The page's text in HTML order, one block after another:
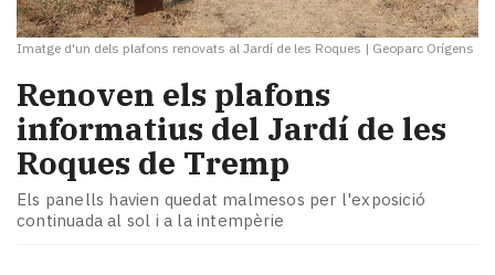
Imatge d'un dels plafons renovats al Jardí de les Roques | Geoparc Orígens
Renoven els plafons
informatius del Jardí de les
Roques de Tremp
Els panells havien quedat malmesos per l'exposició
continuada al sol i a la intempèrie